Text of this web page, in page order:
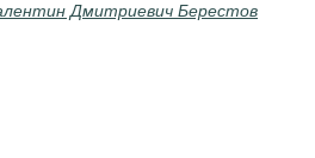
Дмитриевич Берестов